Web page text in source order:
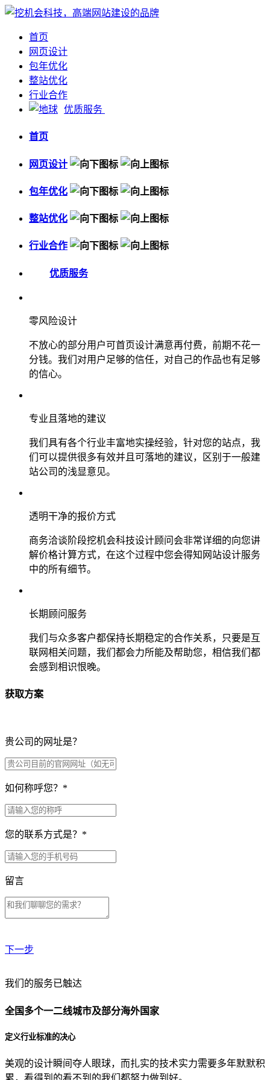
首页
网页设计
包年优化
整站优化
行业合作
优质服务
首页
网页设计
包年优化
整站优化
行业合作
优质服务
零风险设计
不放心的部分用户可首页设计满意再付费，前期不花一
分钱。我们对用户足够的信任，对自己的作品也有足够
的信心。
专业且落地的建议
我们具有各个行业丰富地实操经验，针对您的站点，我
们可以提供很多有效并且可落地的建议，区别于一般建
站公司的浅显意见。
透明干净的报价方式
商务洽谈阶段挖机会科技设计顾问会非常详细的向您讲
解价格计算方式，在这个过程中您会得知网站设计服务
中的所有细节。
长期顾问服务
我们与众多客户都保持长期稳定的合作关系，只要是互
联网相关问题，我们都会力所能及帮助您，相信我们都
会感到相识恨晚。
获取方案
贵公司的网址是？
如何称呼您？ *
您的联系方式是？ *
留言
下一步
贵公司预算范围是？
贵公司的团队规模是？
目前主要的营销渠道是？
我们的服务已触达
全国多个一二线城市及部分海外国家
定义行业标准的决心
美观的设计瞬间夺人眼球，而扎实的技术实力需要多年默默积
累，看得到的看不到的我们都努力做到好。